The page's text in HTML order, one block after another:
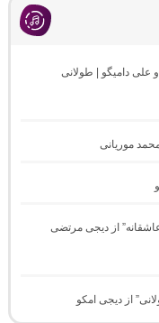
43 از دیجی رهام و علی دامیگو | طولانی
طولانی عاشقانه” از دیجی مرتضی